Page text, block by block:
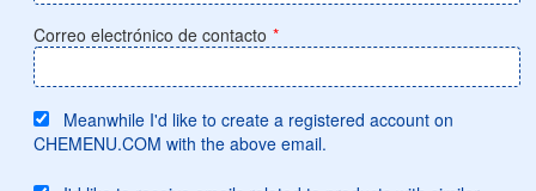
Correo electrónico de contacto *
Meanwhile I'd like to create a registered account on
CHEMENU.COM with the above email.